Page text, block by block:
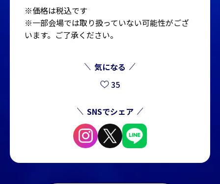
※価格は税込です
※一部会場では取り扱っていない可能性がござ
います。ご了承ください。
気になる
35
SNSでシェア